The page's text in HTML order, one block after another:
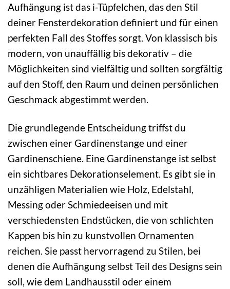
Aufhängung ist das i-Tüpfelchen, das den Stil
deiner Fensterdekoration definiert und für einen
perfekten Fall des Stoffes sorgt. Von klassisch bis
modern, von unauffällig bis dekorativ – die
Möglichkeiten sind vielfältig und sollten sorgfältig
auf den Stoff, den Raum und deinen persönlichen
Geschmack abgestimmt werden.
Die grundlegende Entscheidung triffst du
zwischen einer Gardinenstange und einer
Gardinenschiene. Eine Gardinenstange ist selbst
ein sichtbares Dekorationselement. Es gibt sie in
unzähligen Materialien wie Holz, Edelstahl,
Messing oder Schmiedeeisen und mit
verschiedensten Endstücken, die von schlichten
Kappen bis hin zu kunstvollen Ornamenten
reichen. Sie passt hervorragend zu Stilen, bei
denen die Aufhängung selbst Teil des Designs sein
soll, wie dem Landhausstil oder einem